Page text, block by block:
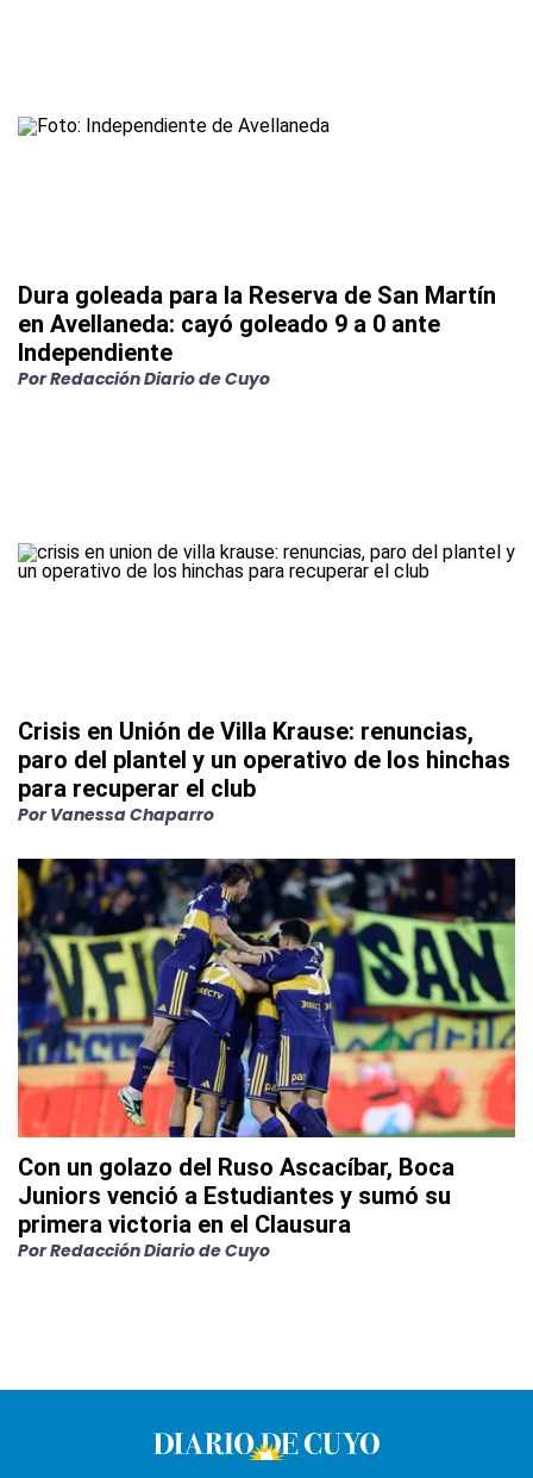
Dura goleada para la Reserva de San Martín
en Avellaneda: cayó goleado 9 a 0 ante
Independiente
PorRedacción Diario de Cuyo
Crisis en Unión de Villa Krause: renuncias,
paro del plantel y un operativo de los hinchas
para recuperar el club
Por Vanessa Chaparro
Con un golazo del Ruso Ascacíbar, Boca
Juniors venció a Estudiantes y sumó su
primera victoria en el Clausura
PorRedacción Diario de Cuyo